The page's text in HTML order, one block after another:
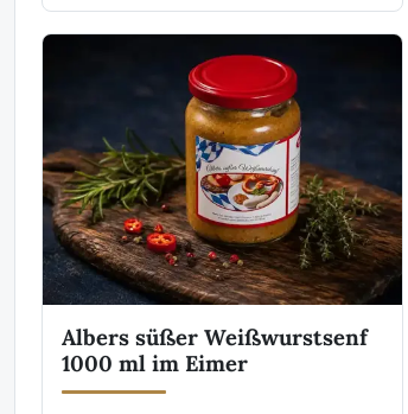
Albers süßer Weißwurstsenf
1000 ml im Eimer